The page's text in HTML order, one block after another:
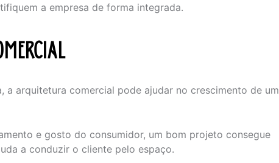
a empresa de forma integrada.
arquitetura comercial pode ajudar no crescimento de um
e gosto do consumidor, um bom projeto consegue
a conduzir o cliente pelo espaço.